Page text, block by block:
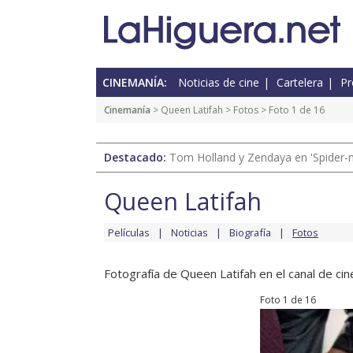
CINEMANÍA: Noticias de cine Cartelera
Cinemanía > Queen Latifah > Fotos > Foto 1 de 16
Destacado: Tom Holland y Zendaya en
Queen Latifah
Películas Noticias Biografía Fotos
Fotografía de Queen Latifah en el canal de
Foto 1 de 16